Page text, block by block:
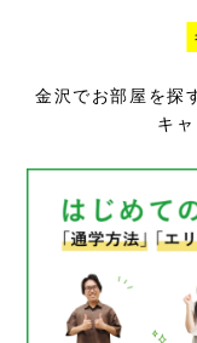
金沢でお部屋を探
キ